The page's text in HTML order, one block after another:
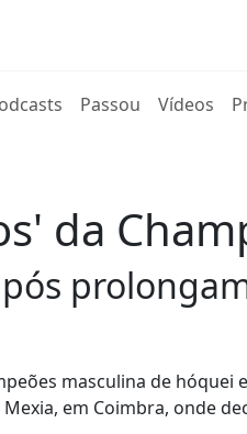
Passou Vídeos
da
masculina de hóquei
em Coimbra, onde